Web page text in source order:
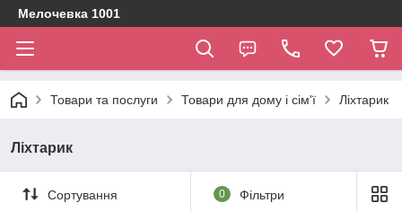
Мелочевка 1001
Товари та послуги Товари для дому і сім'ї Ліхтарик
Ліхтарик
Сортування 0 Фільтри